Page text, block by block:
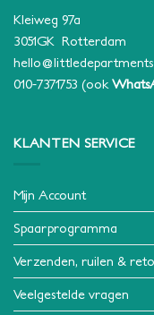
Kleiweg 97a
3051GK Rotterdam
010-7371753 (ook
KLANTEN SERVICE
Mijn Account
Spaarprogramma
Verzenden, ruilen &
Veelgestelde vragen